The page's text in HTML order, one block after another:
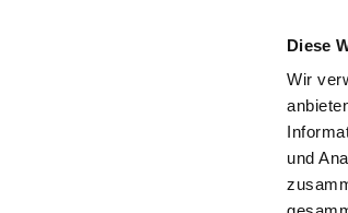
Diese
Wir
und
Back to the search